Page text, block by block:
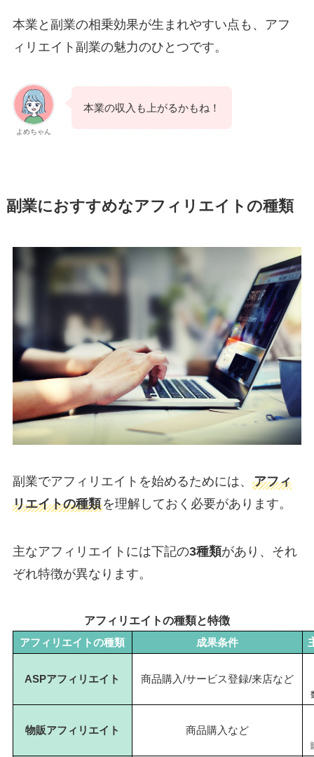
本業と副業の相乗効果が生まれやすい点も、アフ
ィリエイト副業の魅力のひとつです。
よめちゃん
本業の収入も上がるかもね！
副業におすすめなアフィリエイトの種類
副業でアフィリエイトを始めるためには、 アフィ
リエイトの種類を理解しておく必要があります。
主なアフィリエイトには下記の3種類があり、それ
ぞれ特徴が異なります。
アフィリエイトの種類と特徴
アフィリエイトの種類 成果条件
ASPアフィリエイト 商品購入/サービス登録/来店など
物販アフィリエイト 商品購入など